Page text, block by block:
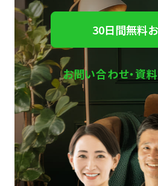
30日間無料
お問い合わせ・資